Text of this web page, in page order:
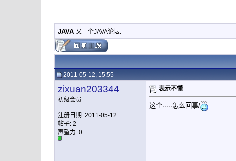
JAVA 又一个JAVA论坛.
2011-05-12, 15:55
zixuan203344
初级会员
注册日期: 2011-05-12
帖子: 2
声望力: 0
表示不懂
这个·····怎么回事/